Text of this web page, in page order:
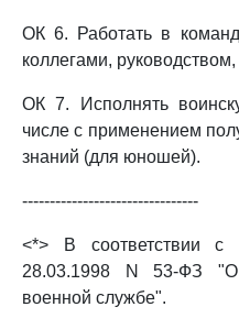
ОК 6. Работать в
коллегами,
ОК 7. Исполнять
числе с применением
знаний (для юношей).
--------------------------------
<*> В соответствии
28.03.1998 N 53-ФЗ "О
военной службе".